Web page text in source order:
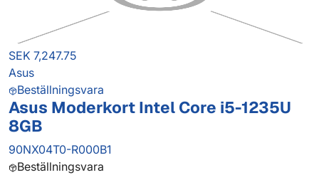
SEK 7,247.75
Asus
Beställningsvara
Asus Moderkort Intel Core i5-1235U
8GB
90NX04T0-R000B1
Beställningsvara